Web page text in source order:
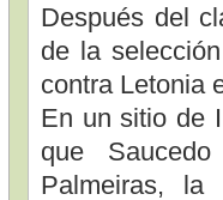
Después del
de la
contra Letonia
En un sitio de
que
Palmeiras, la